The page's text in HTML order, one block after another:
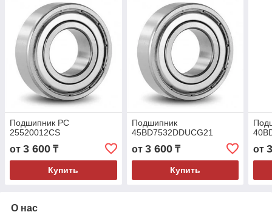
Подшипник PC
25520012CS
от 3 600 ₸
Купить
Подшипник
45BD7532DDUCG21
от 3 600₸
Купить
от
О нас